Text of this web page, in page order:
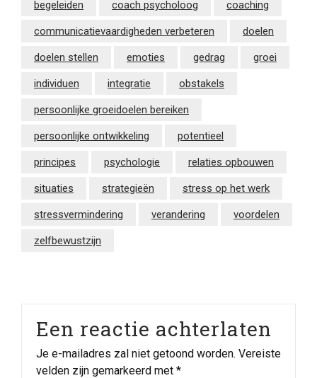
begeleiden coach psycholoog coaching
communicatievaardigheden verbeteren doelen
doelen stellen emoties gedrag groei
individuen integratie obstakels
persoonlijke groeidoelen bereiken
persoonlijke ontwikkeling potentieel
principes psychologie relaties opbouwen
situaties strategieën stress op het werk
stressvermindering verandering voordelen
zelfbewustzijn
Een reactie achterlaten
Je e-mailadres zal niet getoond worden. Vereiste
velden zijn gemarkeerd met *